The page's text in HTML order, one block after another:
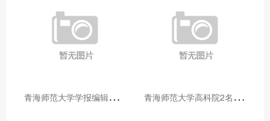
青
海师范大学学报编辑部赴大通县城关镇上毛佰胜村开展帮扶慰问活动 青
海师范大学高科院2名专家当选中国科学院院士